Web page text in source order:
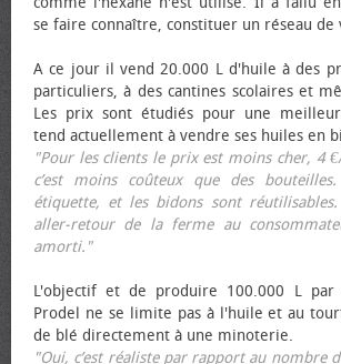
se faire connaître, constituer un réseau de
A ce jour il vend 20.000 L d'huile à des
particuliers, à des cantines scolaires et
Les prix sont étudiés pour une
tend actuellement à vendre ses huiles en
"Pour les clients le prix est moins cher, 4
c’est moins coûteux que des
étiquette, et les bidons sont
aller-retour de la ferme au
amorti."
L'objectif et de produire 100.000 L par
Prodel ne se limite pas à l'huile et au
de blé directement à une minoterie.
"Oui, c’est réaliste par rapport au nombre